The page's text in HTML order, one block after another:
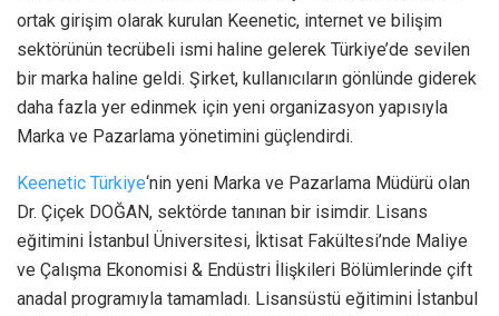
ortak girişim olarak kurulan Keenetic, internet ve bilişim
sektörünün tecrübeli ismi haline gelerek Türkiye’de sevilen
bir marka haline geldi. Şirket, kullanıcıların gönlünde giderek
daha fazla yer edinmek için yeni organizasyon yapısıyla
Marka ve Pazarlama yönetimini güçlendirdi.
Keenetic Türkiye‘nin yeni Marka ve Pazarlama Müdürü olan
Dr. Çiçek DOĞAN, sektörde tanınan bir isimdir. Lisans
eğitimini İstanbul Üniversitesi, İktisat Fakültesi’nde Maliye
ve Çalışma Ekonomisi & Endüstri İlişkileri Bölümlerinde çift
anadal programıyla tamamladı. Lisansüstü eğitimini İstanbul